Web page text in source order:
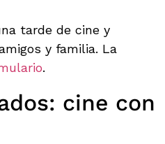
tarde de cine y
y familia. La
.
cine con